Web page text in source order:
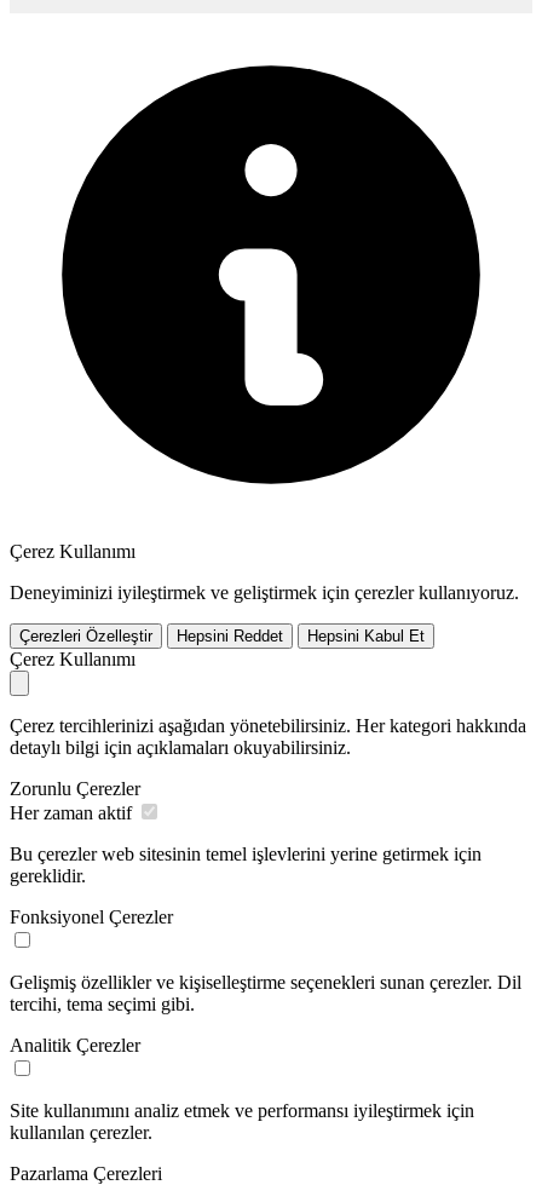
Çerez Kullanımı
Deneyiminizi iyileştirmek ve geliştirmek için çerezler kullanıyoruz.
Çerezleri Özelleştir Hepsini Reddet Hepsini Kabul Et
Çerez Kullanımı
Çerez tercihlerinizi aşağıdan yönetebilirsiniz. Her kategori hakkında
detaylı bilgi için açıklamaları okuyabilirsiniz.
Zorunlu Çerezler
Her zaman aktif
Bu çerezler web sitesinin temel işlevlerini yerine getirmek için
gereklidir.
Fonksiyonel Çerezler
Gelişmiş özellikler ve kişiselleştirme seçenekleri sunan çerezler. Dil
tercihi, tema seçimi gibi.
Analitik Çerezler
Site kullanımını analiz etmek ve performansı iyileştirmek için
kullanılan çerezler.
Pazarlama Çerezleri